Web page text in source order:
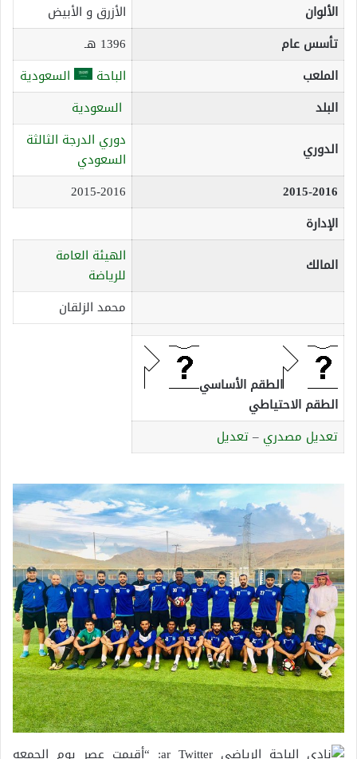
الألوان
الأزرق و الأبيض
تأسس عام
1396 هـ
الملعب
الباحة
السعودية
البلد
السعودية
الدوري
دوري الدرجة الثالثة
السعودي
2015-2016
2015-2016
الإدارة
المالك
الهيئة العامة
للرياضة
محمد الزلقان
الطقم الأساسي
الطقم الاحتياطي
تعديل مصدري –تعديل